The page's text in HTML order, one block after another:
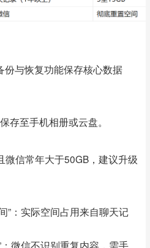
份与恢复功能保存核心数据
存至手机相册或云盘。
微信常年大于50GB，建议升级
”：实际空间占用来自聊天记
：微信不识别重复内容，需手